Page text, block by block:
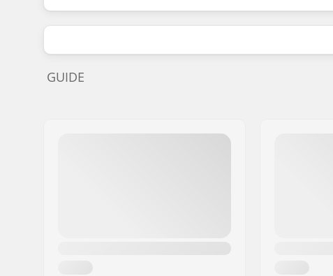
GUIDE